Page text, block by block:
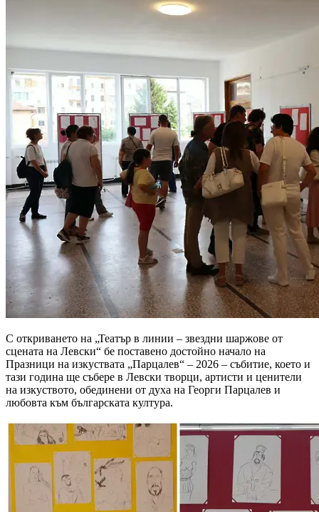
С откриването на „Театър в линии – звездни шаржове от
сцената на Левски“ бе поставено достойно начало на
Празници на изкуствата „Парцалев“ – 2026 – събитие, което и
тази година ще събере в Левски творци, артисти и ценители
на изкуството, обединени от духа на Георги Парцалев и
любовта към българската култура.